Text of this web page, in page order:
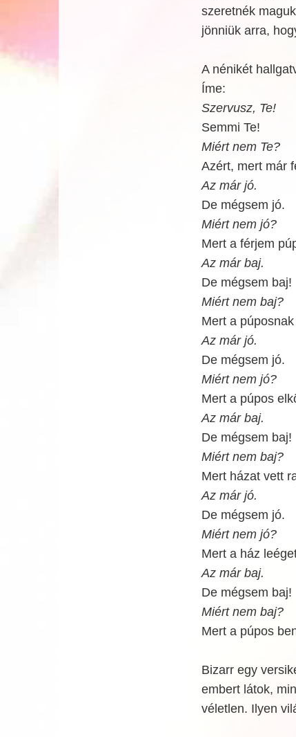
szeretnék
jönniük arra,
A nénikét
Íme:
Szervusz, Te!
Semmi Te!
Miért nem Te?
Azért, mert már
Az már jó.
De mégsem jó.
Miért nem jó?
Mert a férjem
Az már baj.
De mégsem baj!
Miért nem baj?
Mert a
Az már jó.
De mégsem jó.
Miért nem jó?
Mert a púpos
Az már baj.
De mégsem baj!
Miért nem baj?
Mert házat vett
Az már jó.
De mégsem jó.
Miért nem jó?
Mert a ház
Az már baj.
De mégsem baj!
Miért nem baj?
Mert a púpos
Bizarr egy
embert látok,
véletlen. Ilyen